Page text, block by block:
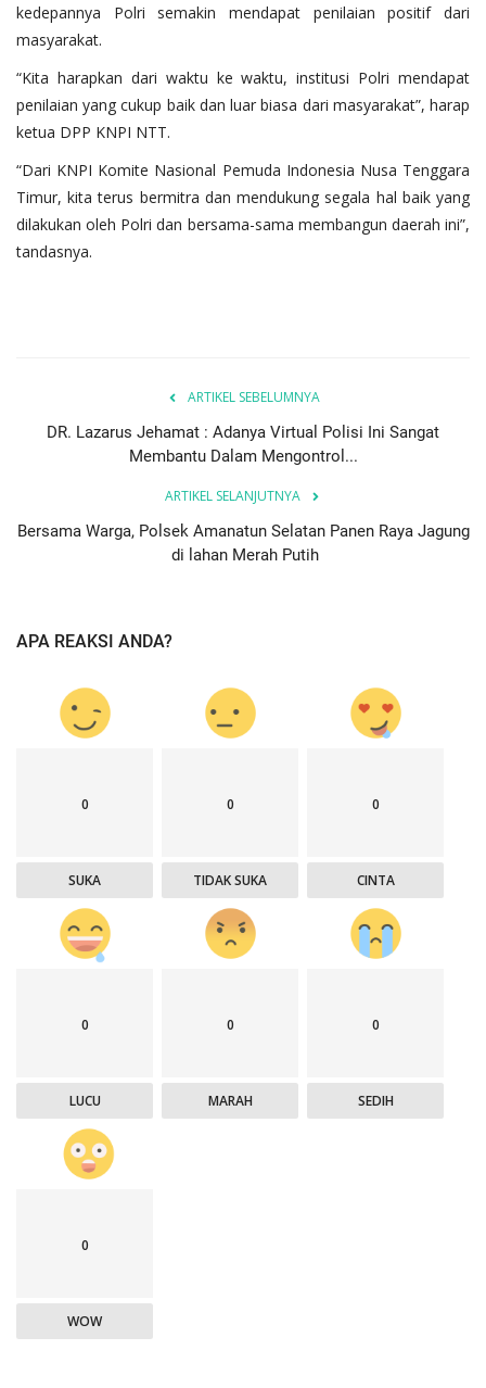
kedepannya Polri semakin mendapat penilaian positif dari
masyarakat.
“Kita harapkan dari waktu ke waktu, institusi Polri mendapat
penilaian yang cukup baik dan luar biasa dari masyarakat”, harap
ketua DPP KNPI NTT.
“Dari KNPI Komite Nasional Pemuda Indonesia Nusa Tenggara
Timur, kita terus bermitra dan mendukung segala hal baik yang
dilakukan oleh Polri dan bersama-sama membangun daerah ini”,
tandasnya.
ARTIKEL SEBELUMNYA
DR. Lazarus Jehamat : Adanya Virtual Polisi Ini Sangat
Membantu Dalam Mengontrol...
ARTIKEL SELANJUTNYA
Bersama Warga, Polsek Amanatun Selatan Panen Raya Jagung
di lahan Merah Putih
APA REAKSI ANDA?
0
SUKA
0
TIDAK SUKA
0
CINTA
0
LUCU
0
MARAH
0
SEDIH
0
WOW